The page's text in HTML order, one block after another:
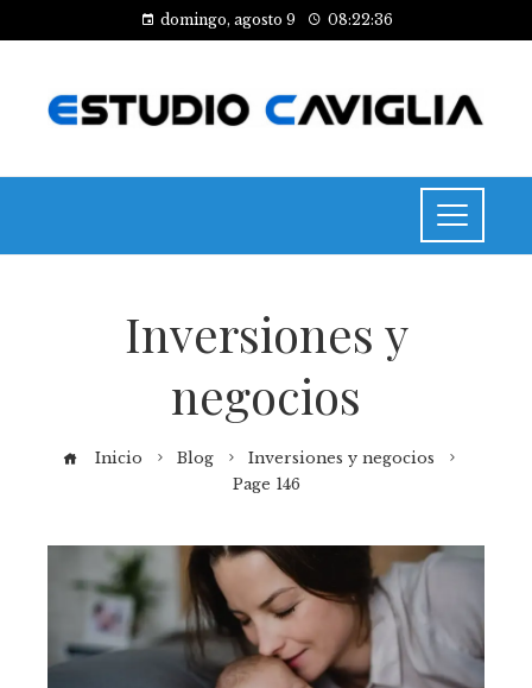
domingo, agosto 9 08:22:37
Inversiones y
negocios
Inicio Blog
Inversiones y negocios
Page 146